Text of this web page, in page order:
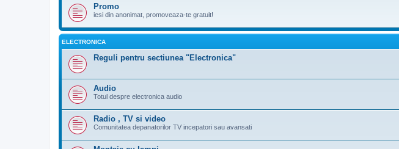
Promo
iesi din anonimat, promoveaza-te gratuit!
ELECTRONICA
Reguli pentru sectiunea "Electronica"
Audio
Totul despre electronica audio
Radio , TV si video
Comunitatea depanatorilor TV incepatori sau avansati